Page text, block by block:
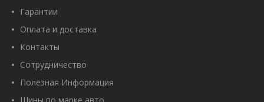
Гарантии
Оплата и доставка
Контакты
Сотрудничество
Полезная Информация